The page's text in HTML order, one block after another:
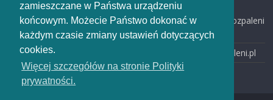
zamieszczane w Państwa urządzeniu
końcowym. Możecie Państwo dokonać w
każdym czasie zmiany ustawień dotyczących
cookies.
Więcej szczegółów na stronie Polityki
prywatności.
redakcja@rozpaleni
.pl
www: rozpaleni.pl